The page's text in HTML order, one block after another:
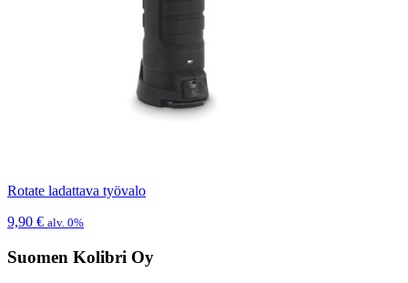
Rotate ladattava työvalo
9,90 € alv. 0%
Suomen Kolibri Oy